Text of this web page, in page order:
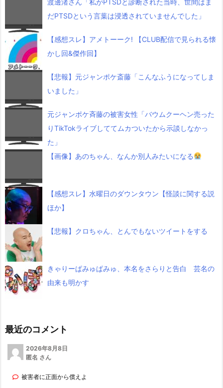
だPTSDという言葉は浸透されていませんでした」
【感想スレ】アメトーーク! 【CLUB配信で見られる懐
かし回&傑作回】
【悲報】元ジャンポケ斎藤「こんなふうになってしま
いました」
元ジャンポケ斉藤の被害女性「バウムクーヘン売った
りTikTokライブしててムカついたから示談しなかっ
た」
【画像】あのちゃん、なんか別人みたいになる
【感想スレ】水曜日のダウンタウン【怪談に関する説
ほか】
【悲報】クロちゃん、とんでもないツイートをする
きゃりーぱみゅぱみゅ、本名をさらりと告白 芸名の
由来も明かす
最近のコメント
2026年8月8日
匿名 さん
被害者に正面から償えよ